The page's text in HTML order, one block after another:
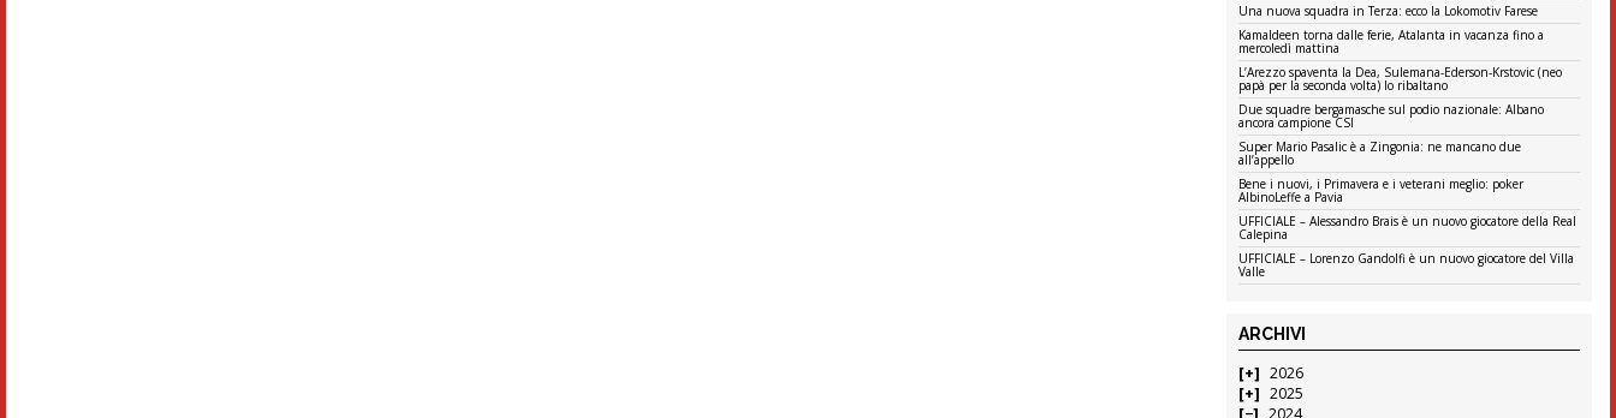
Una nuova squadra in Terza: ecco la Lokomotiv Farese
Kamaldeen torna dalle ferie, Atalanta in vacanza fino a
mercoledì mattina
L’Arezzo spaventa la Dea, Sulemana-Ederson-Krstovic (neo
papà per la seconda volta) lo ribaltano
Due squadre bergamasche sul podio nazionale: Albano
ancora campione CSI
Super Mario Pasalic è a Zingonia: ne mancano due
all’appello
Bene i nuovi, i Primavera e i veterani meglio: poker
AlbinoLeffe a Pavia
UFFICIALE – Alessandro Brais è un nuovo giocatore della Real
Calepina
UFFICIALE – Lorenzo Gandolfi è un nuovo giocatore del Villa
Valle
ARCHIVI
2026
2025